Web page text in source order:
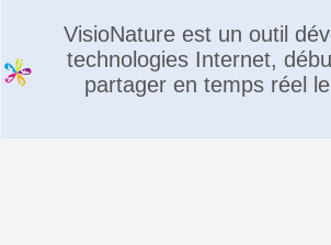
VisioNature est un outil
technologies Internet,
partager en temps réel